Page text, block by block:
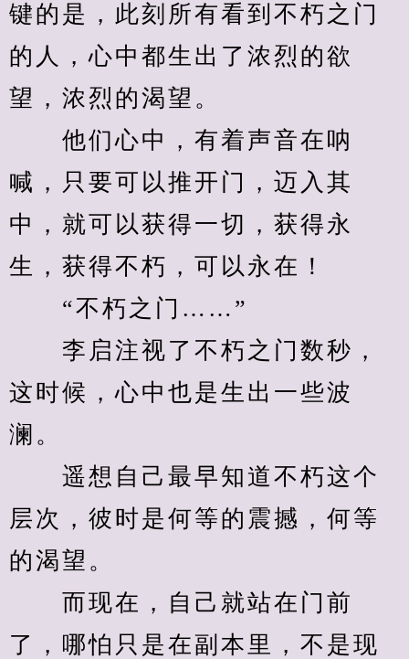
键的是，此刻所有看到不朽之门
的人，心中都生出了浓烈的欲
望，浓烈的渴望。
他们心中，有着声音在呐
喊，只要可以推开门，迈入其
中，就可以获得一切，获得永
生，获得不朽，可以永在！
“不朽之门……”
李启注视了不朽之门数秒，
这时候，心中也是生出一些波
澜。
遥想自己最早知道不朽这个
层次，彼时是何等的震撼，何等
的渴望。
而现在，自己就站在门前
了，哪怕只是在副本里，不是现